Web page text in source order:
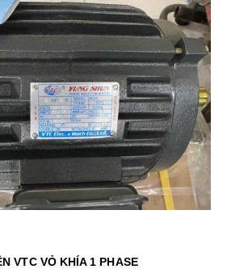
VTC VỎ KHÍA 1 PHASE